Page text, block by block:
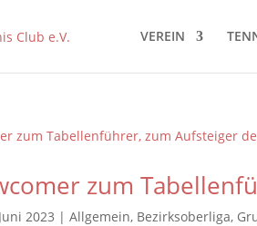
VEREIN
zum
2023 |Allgemein, Bezirksoberliga,